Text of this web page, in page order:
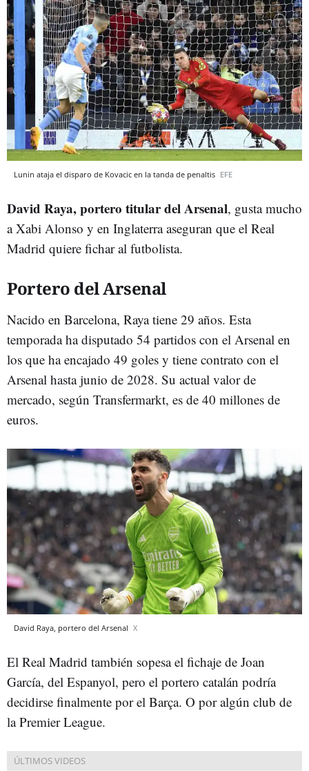
Lunin ataja el disparo de Kovacic en la tanda de penaltis EFE
David Raya, portero titular del Arsenal, gusta mucho
a Xabi Alonso y en Inglaterra aseguran que el Real
Madrid quiere fichar al futbolista.
Portero del Arsenal
Nacido en Barcelona, Raya tiene 29 años. Esta
temporada ha disputado 54 partidos con el Arsenal en
los que ha encajado 49 goles y tiene contrato con el
Arsenal hasta junio de 2028. Su actual valor de
mercado, según Transfermarkt, es de 40 millones de
euros.
David Raya, portero del Arsenal X
El Real Madrid también sopesa el fichaje de Joan
García, del Espanyol, pero el portero catalán podría
decidirse finalmente por el Barça. O por algún club de
la Premier League.